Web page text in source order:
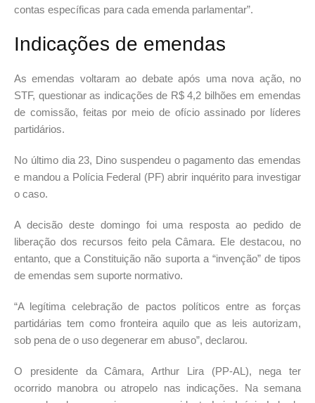
contas específicas para cada emenda parlamentar”.
Indicações de emendas
As emendas voltaram ao debate após uma nova ação, no
STF, questionar as indicações de R$ 4,2 bilhões em emendas
de comissão, feitas por meio de ofício assinado por líderes
partidários.
No último dia 23, Dino suspendeu o pagamento das emendas
e mandou a Polícia Federal (PF) abrir inquérito para investigar
o caso.
A decisão deste domingo foi uma resposta ao pedido de
liberação dos recursos feito pela Câmara. Ele destacou, no
entanto, que a Constituição não suporta a “invenção” de tipos
de emendas sem suporte normativo.
“A legítima celebração de pactos políticos entre as forças
partidárias tem como fronteira aquilo que as leis autorizam,
sob pena de o uso degenerar em abuso”, declarou.
O presidente da Câmara, Arthur Lira (PP-AL), nega ter
ocorrido manobra ou atropelo nas indicações. Na semana